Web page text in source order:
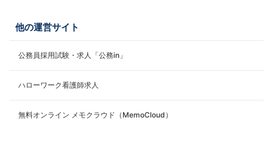
他の運営サイト
公務員採用試験・求人「公務in」
ハローワーク看護師求人
無料オンライン メモクラウド（MemoCloud）